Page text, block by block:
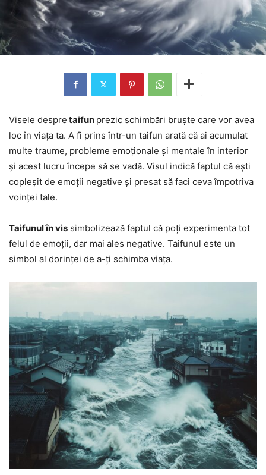
Visele despre taifun prezic schimbări bruște care vor avea
loc în viața ta. A fi prins într-un taifun arată că ai acumulat
multe traume, probleme emoționale și mentale în interior
și acest lucru începe să se vadă. Visul indică faptul că ești
copleșit de emoții negative și presat să faci ceva împotriva
voinței tale.
Taifunul în vis simbolizează faptul că poți experimenta tot
felul de emoții, dar mai ales negative. Taifunul este un
simbol al dorinței de a-ți schimba viața.